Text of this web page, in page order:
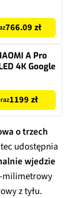
766.09 zł
A Pro
4K Google
1199 zł
o trzech
udostępnia
wjedzie
milimetrowy
z tyłu.